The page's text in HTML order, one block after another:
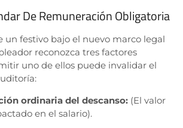
De Remuneración Obligatoria
un festivo bajo el nuevo marco legal
reconozca tres factores
uno de ellos puede invalidar el
ordinaria del descanso: (El valor
en el salario).